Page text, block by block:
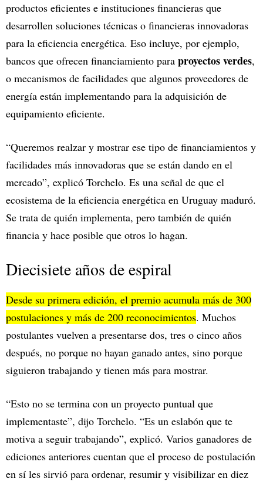
productos eficientes e instituciones financieras que
desarrollen soluciones técnicas o financieras innovadoras
para la eficiencia energética. Eso incluye, por ejemplo,
bancos que ofrecen financiamiento para proyectos verdes,
o mecanismos de facilidades que algunos proveedores de
energía están implementando para la adquisición de
equipamiento eficiente.
“Queremos realzar y mostrar ese tipo de financiamientos y
facilidades más innovadoras que se están dando en el
mercado”, explicó Torchelo. Es una señal de que el
ecosistema de la eficiencia energética en Uruguay maduró.
Se trata de quién implementa, pero también de quién
financia y hace posible que otros lo hagan.
Diecisiete años de espiral
Desde su primera edición, el premio acumula más de 300
postulaciones y más de 200 reconocimientos. Muchos
postulantes vuelven a presentarse dos, tres o cinco años
después, no porque no hayan ganado antes, sino porque
siguieron trabajando y tienen más para mostrar.
“Esto no se termina con un proyecto puntual que
implementaste”, dijo Torchelo. “Es un eslabón que te
motiva a seguir trabajando”, explicó. Varios ganadores de
ediciones anteriores cuentan que el proceso de postulación
en sí les sirvió para ordenar, resumir y visibilizar en diez